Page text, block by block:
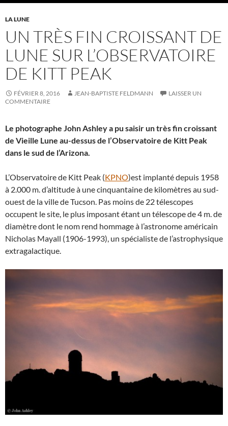
LA LUNE
UN TRÈS FIN CROISSANT DE
LUNE SUR L’OBSERVATOIRE
DE KITT PEAK
FÉVRIER 8, 2016 JEAN-BAPTISTE FELDMANN
LAISSER UN
COMMENTAIRE
Le photographe John Ashley a pu saisir un très fin croissant
de Vieille Lune au-dessus de l’Observatoire de Kitt Peak
dans le sud de l’Arizona.
L’Observatoire de Kitt Peak (KPNO)est implanté depuis 1958
à 2.000 m. d’altitude à une cinquantaine de kilomètres au sud-
ouest de la ville de Tucson. Pas moins de 22 télescopes
occupent le site, le plus imposant étant un télescope de 4 m. de
diamètre dont le nom rend hommage à l’astronome américain
Nicholas Mayall (1906-1993), un spécialiste de l’astrophysique
extragalactique.